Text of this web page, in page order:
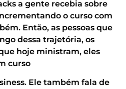
a gente recebia sobre
o curso com
Então, as pessoas que
dessa trajetória, os
hoje ministram, eles
curso
Ele também fala de